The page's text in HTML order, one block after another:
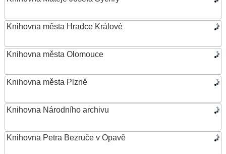
Knihovna města Hradce Králové
Knihovna města Olomouce
Knihovna města Plzně
Knihovna Národního archivu
Knihovna Petra Bezruče v Opavě